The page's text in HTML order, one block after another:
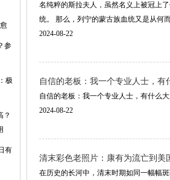
参
极
？
有
名纯粹的斯拉夫人，虽然名义上被冠上
统。 那么，列宁的蒙古族血统又是从何
2024-08-22
自信的老板：我一个专业人士，
自信的老板：我一个专业人士，有什么
2024-08-22
清末彩色老照片：康有为流亡到
在历史的长河中，清末时期如同一幅幅